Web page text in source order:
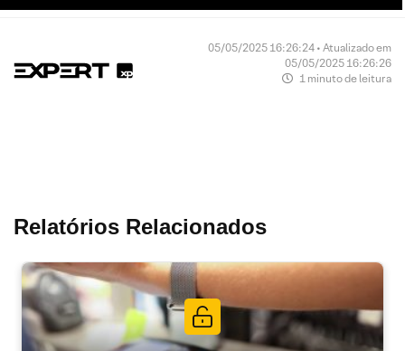
05/05/2025 16:26:24 • Atualizado em
05/05/2025 16:26:26
1 minuto de leitura
Relatórios Relacionados